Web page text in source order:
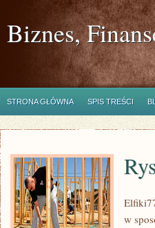
Biznes,
STRONA GŁÓWNA SPIS TREŚCI
w